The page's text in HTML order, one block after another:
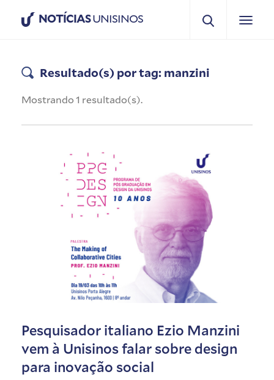
NOTÍCIASUNISINOS
Resultado(s) por tag: manzini
Mostrando 1 resultado(s).
Pesquisador italiano Ezio Manzini
vem à Unisinos falar sobre design
para inovação social